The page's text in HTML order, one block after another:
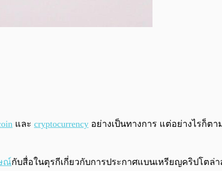
และ cryptocurrency อย่างเป็นทางการ แต่อย่างไรก็ต
ณ์กับสื่อในตุรกีเกี่ยวกับการประกาศแบนเหรียญคริปโต